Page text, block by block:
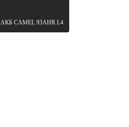
АКБ CAMEL 93AHR L4